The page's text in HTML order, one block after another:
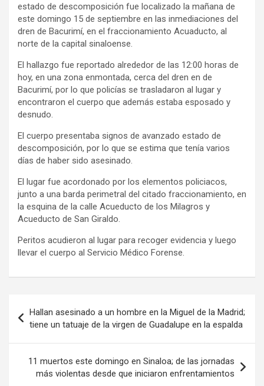
estado de descomposición fue localizado la mañana de
este domingo 15 de septiembre en las inmediaciones del
dren de Bacurimí, en el fraccionamiento Acuaducto, al
norte de la capital sinaloense.
El hallazgo fue reportado alrededor de las 12:00 horas de
hoy, en una zona enmontada, cerca del dren en de
Bacurimí, por lo que policías se trasladaron al lugar y
encontraron el cuerpo que además estaba esposado y
desnudo.
El cuerpo presentaba signos de avanzado estado de
descomposición, por lo que se estima que tenía varios
días de haber sido asesinado.
El lugar fue acordonado por los elementos policiacos,
junto a una barda perimetral del citado fraccionamiento, en
la esquina de la calle Acueducto de los Milagros y
Acueducto de San Giraldo.
Peritos acudieron al lugar para recoger evidencia y luego
llevar el cuerpo al Servicio Médico Forense.
de
entradas
Hallan asesinado a un hombre en la Miguel de la Madrid;
tiene un tatuaje de la virgen de Guadalupe en la espalda
11 muertos este domingo en Sinaloa; de las jornadas
más violentas desde que iniciaron enfrentamientos